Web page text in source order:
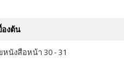
องต้น
หนังสือหน้า 30 - 31